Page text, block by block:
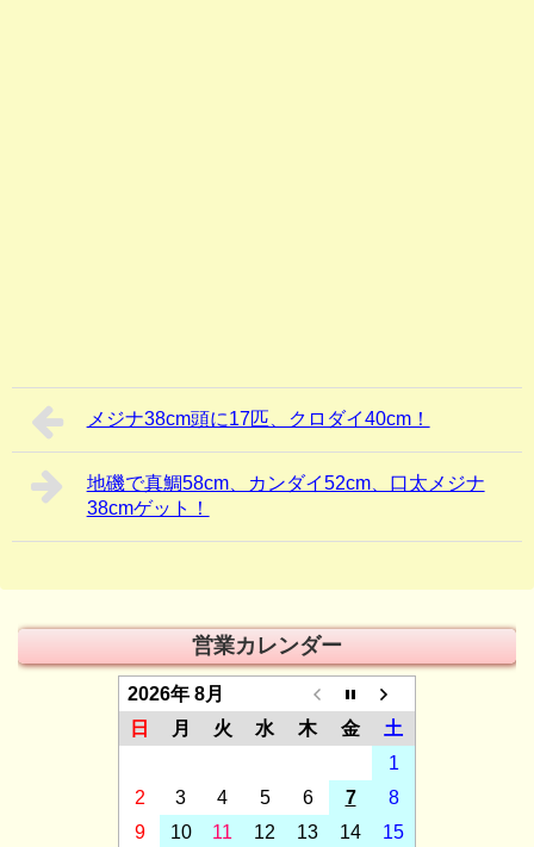
メジナ38cm頭に17匹、クロダイ40cm！
地磯で真鯛58cm、カンダイ52cm、口太メジナ
38cmゲット！
営業カレンダー
2026年 8月
日
月 火 水 木 金
土
1
2
3 4 5 6 7
8
9
10 11 12 13 14
15